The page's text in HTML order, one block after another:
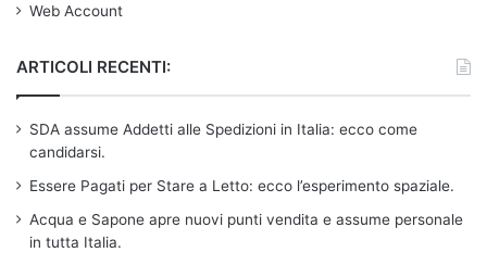
Web Account
ARTICOLI RECENTI:
SDA assume Addetti alle Spedizioni in Italia: ecco come
candidarsi.
Essere Pagati per Stare a Letto: ecco l’esperimento spaziale.
Acqua e Sapone apre nuovi punti vendita e assume personale
in tutta Italia.